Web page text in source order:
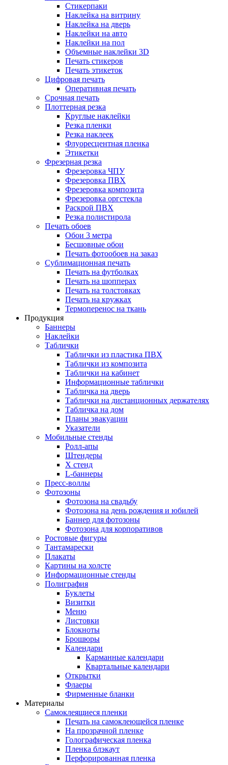
Стикерпаки
Наклейка на витрину
Наклейка на дверь
Наклейки на авто
Наклейки на пол
Объемные наклейки 3D
Печать стикеров
Печать этикеток
Цифровая печать
Оперативная печать
Срочная печать
Плоттерная резка
Круглые наклейки
Резка пленки
Резка наклеек
Флуоресцентная пленка
Этикетки
Фрезерная резка
Фрезеровка ЧПУ
Фрезеровка ПВХ
Фрезеровка композита
Фрезеровка оргстекла
Раскрой ПВХ
Резка полистирола
Печать обоев
Обои 3 метра
Бесшовные обои
Печать фотообоев на заказ
Сублимационная печать
Печать на футболках
Печать на шопперах
Печать на толстовках
Печать на кружках
Термоперенос на ткань
Продукция
Баннеры
Наклейки
Таблички
Таблички из пластика ПВХ
Таблички из композита
Таблички на кабинет
Информационные таблички
Табличка на дверь
Таблички на дистанционных держателях
Табличка на дом
Планы эвакуации
Указатели
Мобильные стенды
Ролл-апы
Штендеры
Х стенд
L-баннеры
Пресс-воллы
Фотозоны
Фотозона на свадьбу
Фотозона на день рождения и юбилей
Баннер для фотозоны
Фотозона для корпоративов
Ростовые фигуры
Тантамарески
Плакаты
Картины на холсте
Информационные стенды
Полиграфия
Буклеты
Визитки
Меню
Листовки
Блокноты
Брошюры
Календари
Карманные календари
Квартальные календари
Открытки
Флаеры
Фирменные бланки
Материалы
Самоклеящиеся пленки
Печать на самоклеющейся пленке
На прозрачной пленке
Голографическая пленка
Пленка блэкаут
Перфорированная пленка